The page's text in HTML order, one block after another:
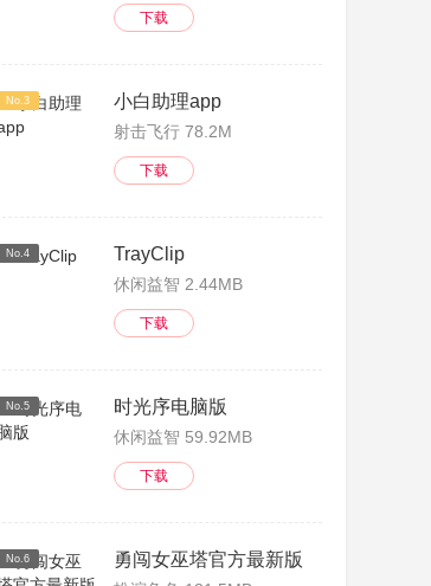
下载
No.3 小白助理app
射击飞行 78.2M
下载
No.4 TrayClip
休闲益智 2.44MB
下载
No.5 时光序电脑版
休闲益智 59.92MB
下载
No.6 勇闯女巫塔官方最新版本下载 1.4.24